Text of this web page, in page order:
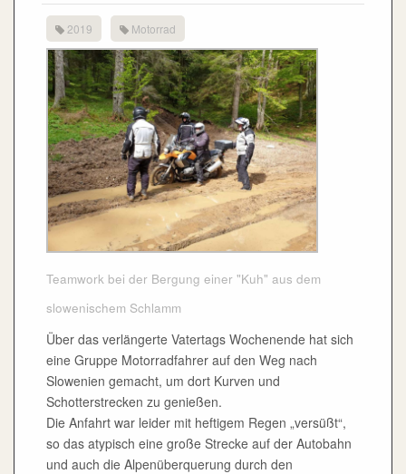
2019 Motorrad
Teamwork bei der Bergung einer "Kuh" aus dem
slowenischem Schlamm
Über das verlängerte Vatertags Wochenende hat sich
eine Gruppe Motorradfahrer auf den Weg nach
Slowenien gemacht, um dort Kurven und
Schotterstrecken zu genießen.
Die Anfahrt war leider mit heftigem Regen „versüßt“,
so das atypisch eine große Strecke auf der Autobahn
und auch die Alpenüberquerung durch den